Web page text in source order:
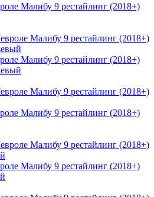
Малибу 9 рестайлинг (2018+)
Малибу 9 рестайлинг (2018+)
Малибу 9 рестайлинг (2018+)
Малибу 9 рестайлинг (2018+)